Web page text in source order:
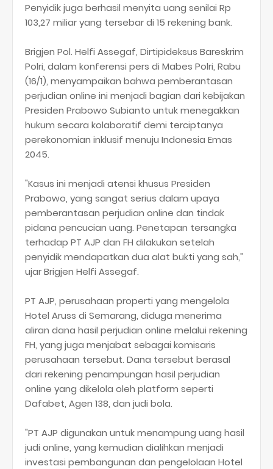
Penyidik juga berhasil menyita uang senilai Rp
103,27 miliar yang tersebar di 15 rekening bank.
Brigjen Pol. Helfi Assegaf, Dirtipideksus Bareskrim
Polri, dalam konferensi pers di Mabes Polri, Rabu
(16/1), menyampaikan bahwa pemberantasan
perjudian online ini menjadi bagian dari kebijakan
Presiden Prabowo Subianto untuk menegakkan
hukum secara kolaboratif demi terciptanya
perekonomian inklusif menuju Indonesia Emas
2045.
"Kasus ini menjadi atensi khusus Presiden
Prabowo, yang sangat serius dalam upaya
pemberantasan perjudian online dan tindak
pidana pencucian uang. Penetapan tersangka
terhadap PT AJP dan FH dilakukan setelah
penyidik mendapatkan dua alat bukti yang sah,"
ujar Brigjen Helfi Assegaf.
PT AJP, perusahaan properti yang mengelola
Hotel Aruss di Semarang, diduga menerima
aliran dana hasil perjudian online melalui rekening
FH, yang juga menjabat sebagai komisaris
perusahaan tersebut. Dana tersebut berasal
dari rekening penampungan hasil perjudian
online yang dikelola oleh platform seperti
Dafabet, Agen 138, dan judi bola.
"PT AJP digunakan untuk menampung uang hasil
judi online, yang kemudian dialihkan menjadi
investasi pembangunan dan pengelolaan Hotel